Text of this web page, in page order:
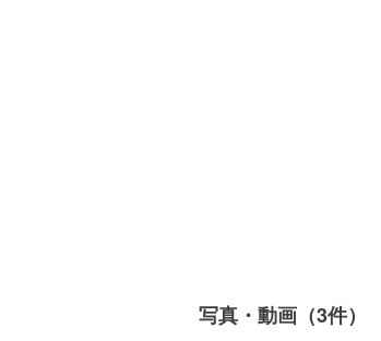
写真・動画（3件）